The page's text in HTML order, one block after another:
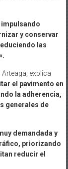
y conservar
las
explica
el pavimento en
la adherencia,
generales de
demandada y
priorizando
reducir el